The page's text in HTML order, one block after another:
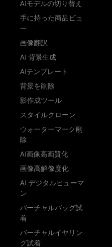
AIモデルの切り替え
手に持った商品ビュ
ー
画像翻訳
AI 背景生成
AIテンプレート
背景を削除
影作成ツール
スタイルクローン
ウォーターマーク削
除
AI画像高画質化
画像高解像度化
AI デジタルヒューマ
ン
バーチャルバッグ試
着
バーチャルイヤリン
グ試着